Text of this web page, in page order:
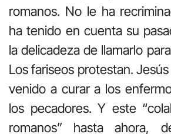
romanos. No le ha
ha tenido en cuenta su
la delicadeza de llamarlo
Los fariseos protestan.
venido a curar a los
los pecadores. Y este
romanos” hasta ahora,